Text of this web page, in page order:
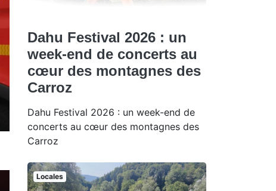
Dahu Festival 2026 : un
week-end de concerts au
cœur des montagnes des
Carroz
Dahu Festival 2026 : un week-end de
concerts au cœur des montagnes des
Carroz
Locales